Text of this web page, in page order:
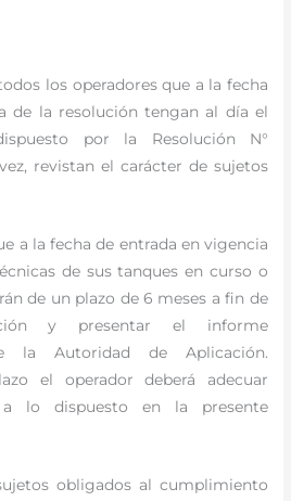
los operadores que a la fecha
de la resolución tengan al día el
por la Resolución N°
revistan el carácter de sujetos
a la fecha de entrada en vigencia
de sus tanques en curso o
de un plazo de 6 meses a fin de
y presentar el informe
la Autoridad de Aplicación.
el operador deberá adecuar
a lo dispuesto en la presente
obligados al cumplimiento